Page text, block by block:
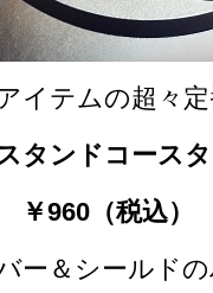
イテムの超々
タンドコース
960（税込）
ー＆シールド